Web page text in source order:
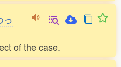
っ
of the case.